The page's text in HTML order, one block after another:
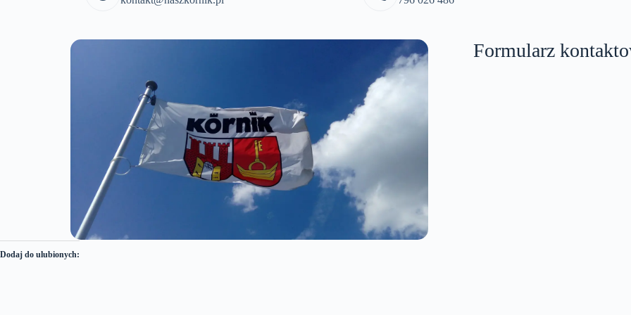
Formularz
Dodaj do ulubionych: